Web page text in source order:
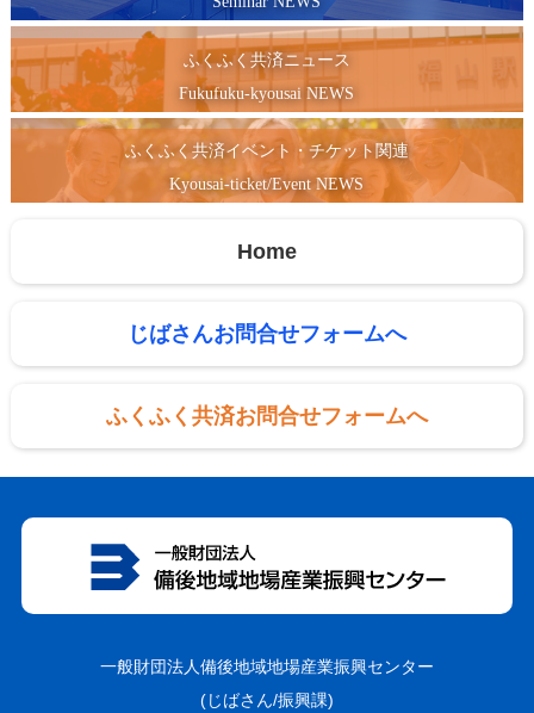
ふくふく共済ニュース
Fukufuku-kyousai NEWS
ふくふく共済イベント・チケット関連
Kyousai-ticket/Event NEWS
Home
じばさんお問合せフォームへ
ふくふく共済お問合せフォームへ
一般財団法人備後地域地場産業振興センター
(じばさん/振興課)